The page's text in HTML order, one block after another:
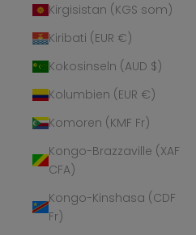
Kirgisistan (KGS som)
Kiribati (EUR €)
Kokosinseln (AUD $)
Kolumbien (EUR €)
Komoren (KMF Fr)
Kongo-Brazzaville (XAF
CFA)
Kongo-Kinshasa (CDF
Fr)